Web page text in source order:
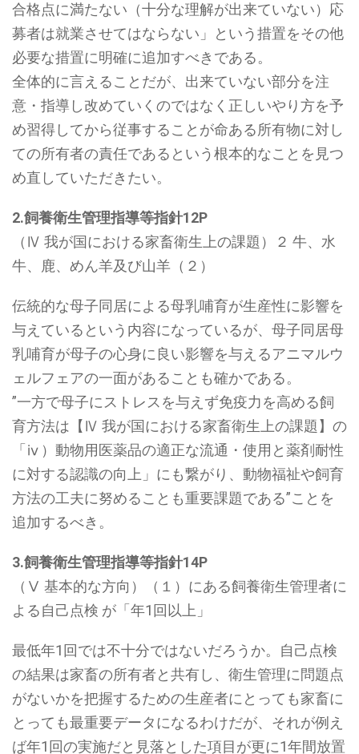
合格点に満たない（十分な理解が出来ていない）応
募者は就業させてはならない」という措置をその他
必要な措置に明確に追加すべきである。
全体的に言えることだが、出来ていない部分を注
意・指導し改めていくのではなく正しいやり方を予
め習得してから従事することが命ある所有物に対し
ての所有者の責任であるという根本的なことを見つ
め直していただきたい。
2.飼養衛生管理指導等指針12P
（Ⅳ 我が国における家畜衛生上の課題）２ 牛、水
牛、鹿、めん羊及び山羊（２）
伝統的な母子同居による母乳哺育が生産性に影響を
与えているという内容になっているが、母子同居母
乳哺育が母子の心身に良い影響を与えるアニマルウ
ェルフェアの一面があることも確かである。
”一方で母子にストレスを与えず免疫力を高める飼
育方法は【Ⅳ 我が国における家畜衛生上の課題】の
「ⅳ）動物用医薬品の適正な流通・使用と薬剤耐性
に対する認識の向上」にも繋がり、動物福祉や飼育
方法の工夫に努めることも重要課題である”ことを
追加するべき。
3.飼養衛生管理指導等指針14P
（Ⅴ 基本的な方向）（１）にある飼養衛生管理者に
よる自己点検 が「年1回以上」
最低年1回では不十分ではないだろうか。自己点検
の結果は家畜の所有者と共有し、衛生管理に問題点
がないかを把握するための生産者にとっても家畜に
とっても最重要データになるわけだが、それが例え
ば年1回の実施だと見落とした項目が更に1年間放置